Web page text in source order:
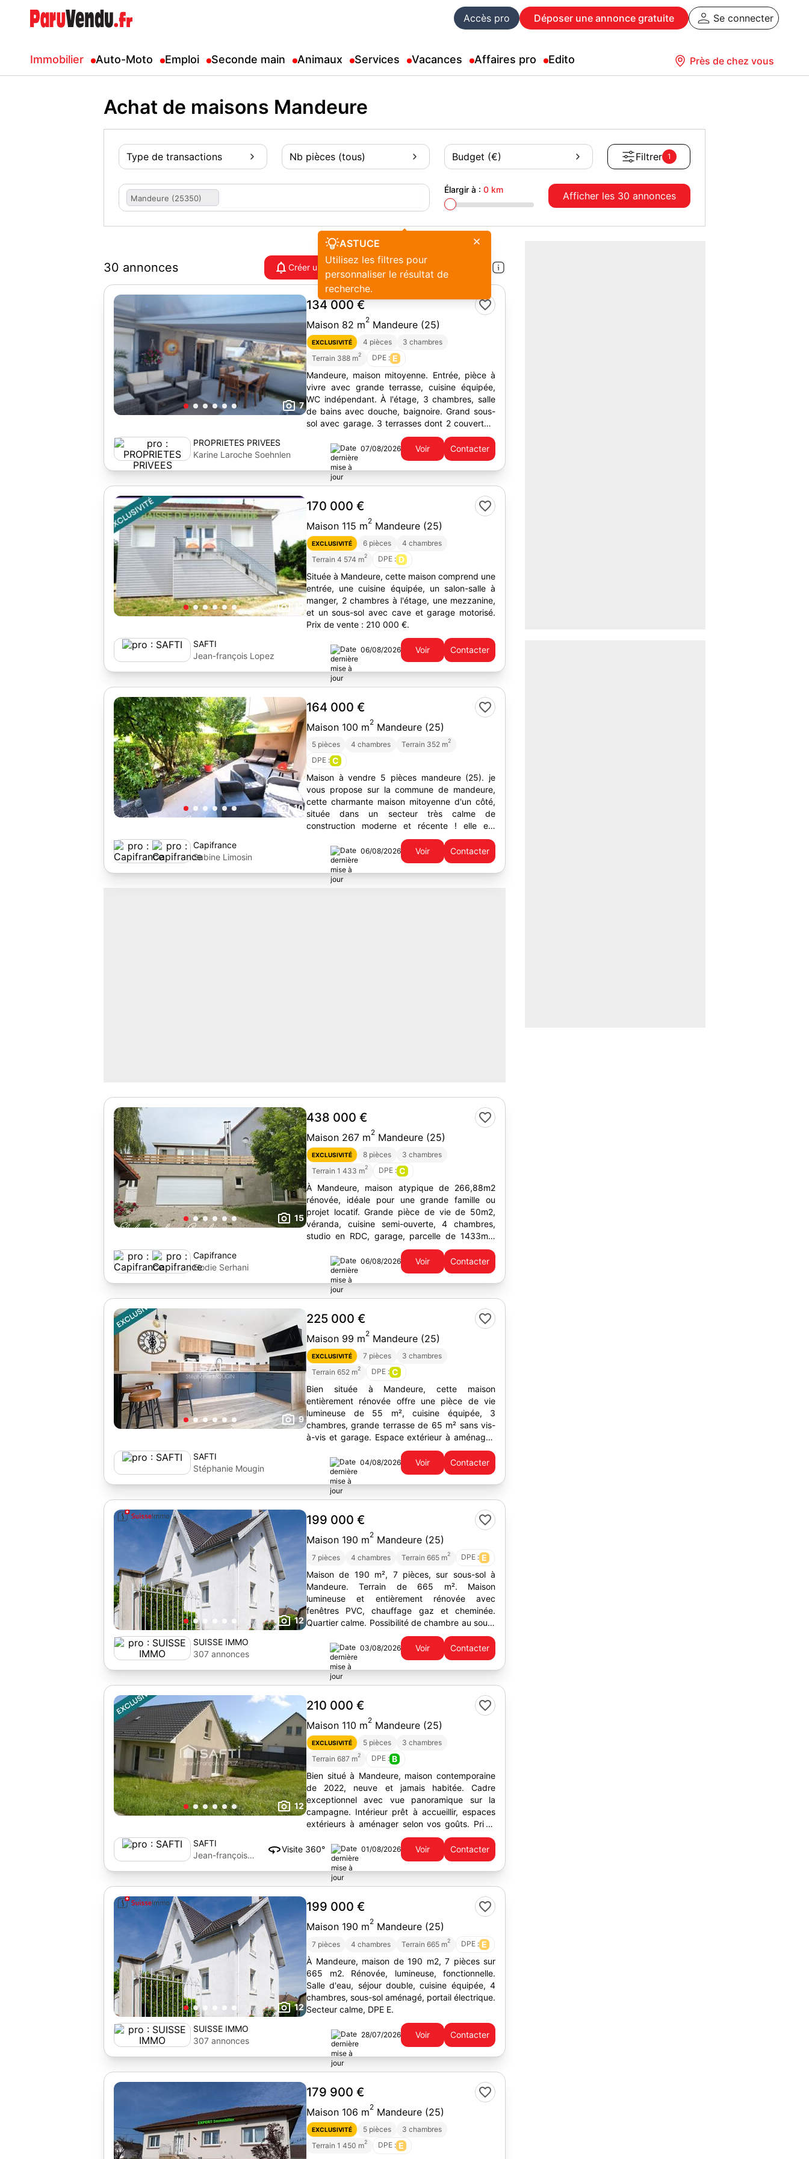
Accès pro Déposer une annonce gratuite Se connecter
Immobilier Auto-Moto Emploi Seconde main Animaux Services Vacances Affaires pro Edito Près de chez vous
Achat de maisons Mandeure
Type de transactions Nb pièces (tous) Budget (€) Filtrer 1
Mandeure (25350)
Élargir à :0 km
Afficher les 30 annonces
ASTUCE
Utilisez les filtres pour
personnaliser le résultat de
recherche.
30 annonces Créer une alerte
7
134 000 €
Maison 82 m2 Mandeure (25)
EXCLUSIVITÉ 4 pièces
3 chambres
Terrain 388 m2 DPE : E
Mandeure, maison mitoyenne. Entrée, pièce à
vivre avec grande terrasse, cuisine équipée,
WC indépendant. À l'étage, 3 chambres, salle
de bains avec douche, baignoire. Grand sous-
sol avec garage. 3 terrasses dont 2 couvertes.
PROPRIETES PRIVEES
Karine Laroche Soehnlen
07/08/2026 Voir Contacter
12
170 000 €
Maison 115 m2 Mandeure (25)
EXCLUSIVITÉ 6 pièces
4 chambres
Terrain 4 574 m2 DPE : D
Située à Mandeure, cette maison comprend une
entrée, une cuisine équipée, un salon-salle à
manger, 2 chambres à l'étage, une mezzanine,
et un sous-sol avec cave et garage motorisé.
Prix de vente : 210 000 €.
SAFTI
Jean-françois Lopez
06/08/2026 Voir Contacter
10
164 000 €
Maison 100 m2 Mandeure (25)
5 pièces 4 chambres Terrain 352 m2
DPE : C
Maison à vendre 5 pièces mandeure (25). je
vous propose sur la commune de mandeure,
cette charmante maison mitoyenne d'un côté,
située dans un secteur très calme de
construction moderne et récente ! elle est
composée d'une entrée avec placard...
Capifrance
Sabine Limosin
06/08/2026 Voir Contacter
15
438 000 €
Maison 267 m2 Mandeure (25)
EXCLUSIVITÉ 8 pièces
3 chambres
Terrain 1 433 m2 DPE : C
À Mandeure, maison atypique de 266,88m2
rénovée, idéale pour une grande famille ou
projet locatif. Grande pièce de vie de 50m2,
véranda, cuisine semi-ouverte, 4 chambres,
studio en RDC, garage, parcelle de 1433m2.
Véranda avec chauffage au sol.
Capifrance
Elodie Serhani
06/08/2026 Voir Contacter
9
225 000 €
Maison 99 m2 Mandeure (25)
EXCLUSIVITÉ 7 pièces
3 chambres
Terrain 652 m2 DPE : C
Bien située à Mandeure, cette maison
entièrement rénovée offre une pièce de vie
lumineuse de 55 m², cuisine équipée, 3
chambres, grande terrasse de 65 m² sans vis-
à-vis et garage. Espace extérieur à aménager.
SAFTI
Stéphanie Mougin
04/08/2026 Voir Contacter
12
199 000 €
Maison 190 m2 Mandeure (25)
7 pièces 4 chambres Terrain 665 m2 DPE : E
Maison de 190 m², 7 pièces, sur sous-sol à
Mandeure. Terrain de 665 m². Maison
lumineuse et entièrement rénovée avec
fenêtres PVC, chauffage gaz et cheminée.
Quartier calme. Possibilité de chambre au sous-
SUISSE IMMO
307 annonces
03/08/2026 Voir Contacter
12
210 000 €
Maison 110 m2 Mandeure (25)
EXCLUSIVITÉ 5 pièces
3 chambres
Terrain 687 m2 DPE : B
Bien situé à Mandeure, maison contemporaine
de 2022, neuve et jamais habitée. Cadre
exceptionnel avec vue panoramique sur la
campagne. Intérieur prêt à accueillir, espaces
extérieurs à aménager selon vos goûts. Prix :
SAFTI
Jean-françois
360Visite 360° 01/08/2026 Voir Contacter
12
199 000 €
Maison 190 m2 Mandeure (25)
7 pièces 4 chambres Terrain 665 m2 DPE : E
À Mandeure, maison de 190 m2, 7 pièces sur
665 m2. Rénovée, lumineuse, fonctionnelle.
Salle d'eau, séjour double, cuisine équipée, 4
chambres, sous-sol aménagé, portail électrique.
Secteur calme, DPE E.
SUISSE IMMO
307 annonces
28/07/2026 Voir Contacter
179 900 €
Maison 106 m2 Mandeure (25)
EXCLUSIVITÉ 5 pièces
3 chambres
Terrain 1 450 m2 DPE : E